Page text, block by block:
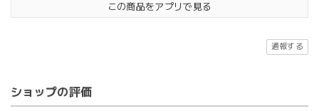
この商品をアプリで見る
通報する
ショップの評価